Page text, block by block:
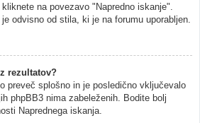
na povezavo "Napredno iskanje".
odvisno od stila, ki je na forumu uporabljen.
rezultatov?
preveč splošno in je posledično vključevalo
phpBB3 nima zabeleženih. Bodite bolj
Naprednega iskanja.